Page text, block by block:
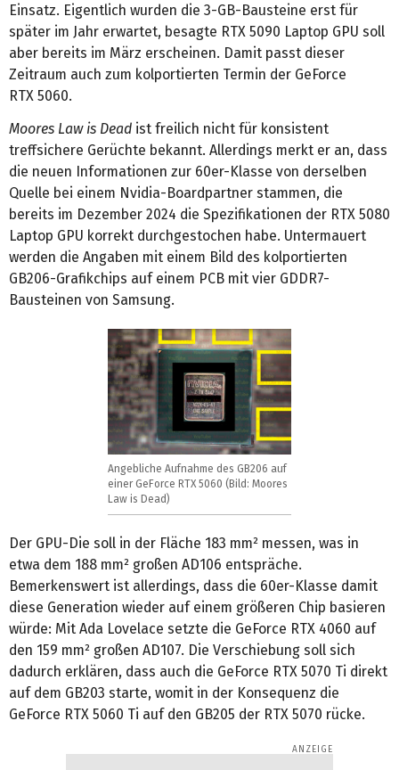
Einsatz. Eigentlich wurden die 3-GB-Bausteine erst für
später im Jahr erwartet, besagte RTX 5090 Laptop GPU soll
aber bereits im März erscheinen. Damit passt dieser
Zeitraum auch zum kolportierten Termin der GeForce
RTX 5060.
Moores Law is Dead ist freilich nicht für konsistent
treffsichere Gerüchte bekannt. Allerdings merkt er an, dass
die neuen Informationen zur 60er-Klasse von derselben
Quelle bei einem Nvidia-Boardpartner stammen, die
bereits im Dezember 2024 die Spezifikationen der RTX 5080
Laptop GPU korrekt durchgestochen habe. Untermauert
werden die Angaben mit einem Bild des kolportierten
GB206-Grafikchips auf einem PCB mit vier GDDR7-
Bausteinen von Samsung.
Angebliche Aufnahme des GB206 auf
einer GeForce RTX 5060 (Bild: Moores
Law is Dead)
Der GPU-Die soll in der Fläche 183 mm² messen, was in
etwa dem 188 mm² großen AD106 entspräche.
Bemerkenswert ist allerdings, dass die 60er-Klasse damit
diese Generation wieder auf einem größeren Chip basieren
würde: Mit Ada Lovelace setzte die GeForce RTX 4060 auf
den 159 mm² großen AD107. Die Verschiebung soll sich
dadurch erklären, dass auch die GeForce RTX 5070 Ti direkt
auf dem GB203 starte, womit in der Konsequenz die
GeForce RTX 5060 Ti auf den GB205 der RTX 5070 rücke.